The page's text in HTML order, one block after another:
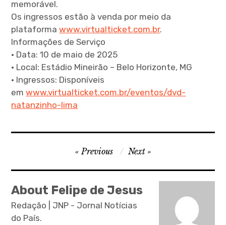
memorável.
Os ingressos estão à venda por meio da
plataformawww.virtualticket.com.br.
Informações de Serviço
• Data: 10 de maio de 2025
• Local: Estádio Mineirão – Belo Horizonte, MG
• Ingressos: Disponíveis
emwww.virtualticket.com.br/eventos/dvd-
natanzinho-lima
o
s
t
n
Previous Next
About Felipe de Jesus
Redação | JNP - Jornal Notícias
do País.